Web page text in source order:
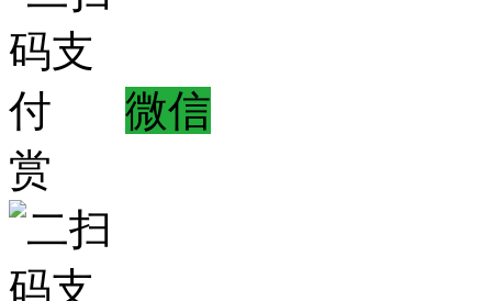
微信
赏